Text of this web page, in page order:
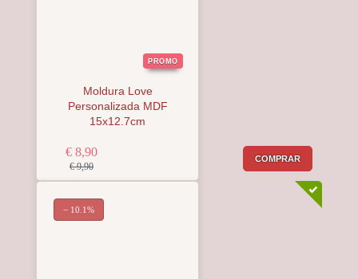
PROMO
Moldura Love
Personalizada MDF
15x12.7cm
€ 8,90
€ 9,90
COMPRAR
− 10.1%